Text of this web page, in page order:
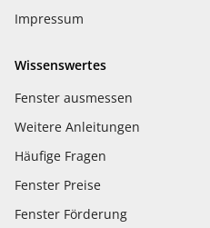
Impressum
Wissenswertes
Fenster ausmessen
Weitere Anleitungen
Häufige Fragen
Fenster Preise
Fenster Förderung